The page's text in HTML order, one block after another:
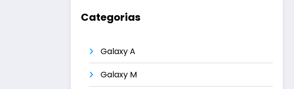
Categorias
Galaxy A
Galaxy M